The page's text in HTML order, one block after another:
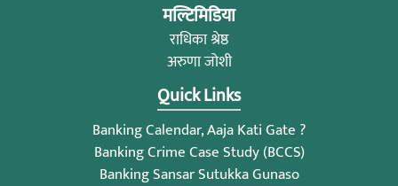
मल्टिमिडिया
राधिका श्रेष्ठ
अरुणा जोशी
Quick Links
Banking Calendar, Aaja Kati Gate ?
Banking Crime Case Study (BCCS)
Banking Sansar Sutukka Gunaso